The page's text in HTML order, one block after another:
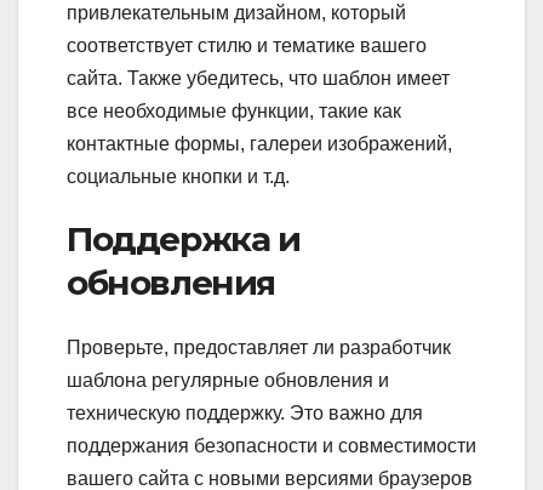
привлекательным дизайном, который
соответствует стилю и тематике вашего
сайта. Также убедитесь, что шаблон имеет
все необходимые функции, такие как
контактные формы, галереи изображений,
социальные кнопки и т.д.
Поддержка и
обновления
Проверьте, предоставляет ли разработчик
шаблона регулярные обновления и
техническую поддержку. Это важно для
поддержания безопасности и совместимости
вашего сайта с новыми версиями браузеров